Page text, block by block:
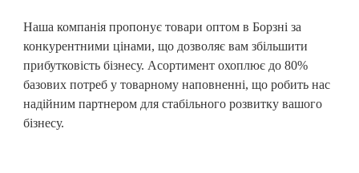
Наша компанія пропонує товари оптом в Борзні за
конкурентними цінами, що дозволяє вам збільшити
прибутковість бізнесу. Асортимент охоплює до 80%
базових потреб у товарному наповненні, що робить нас
надійним партнером для стабільного розвитку вашого
бізнесу.